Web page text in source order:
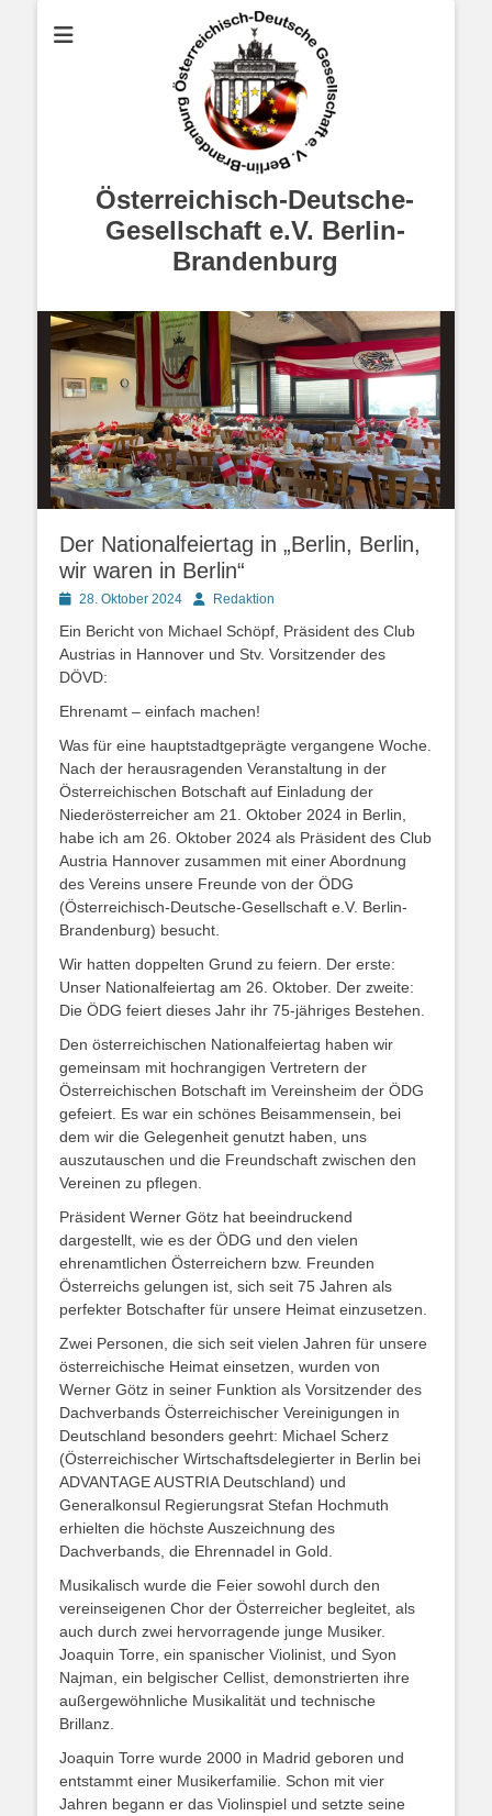
Österreichisch-Deutsche-
Gesellschaft e.V. Berlin-
Brandenburg
Der Nationalfeiertag in „Berlin, Berlin,
wir waren in Berlin“
Posted28. Oktober 2024 AutorRedaktion
Ein Bericht von Michael Schöpf, Präsident des Club
Austrias in Hannover und Stv. Vorsitzender des
DÖVD:
Ehrenamt – einfach machen!
Was für eine hauptstadtgeprägte vergangene Woche.
Nach der herausragenden Veranstaltung in der
Österreichischen Botschaft auf Einladung der
Niederösterreicher am 21. Oktober 2024 in Berlin,
habe ich am 26. Oktober 2024 als Präsident des Club
Austria Hannover zusammen mit einer Abordnung
des Vereins unsere Freunde von der ÖDG
(Österreichisch-Deutsche-Gesellschaft e.V. Berlin-
Brandenburg) besucht.
Wir hatten doppelten Grund zu feiern. Der erste:
Unser Nationalfeiertag am 26. Oktober. Der zweite:
Die ÖDG feiert dieses Jahr ihr 75-jähriges Bestehen.
Den österreichischen Nationalfeiertag haben wir
gemeinsam mit hochrangigen Vertretern der
Österreichischen Botschaft im Vereinsheim der ÖDG
gefeiert. Es war ein schönes Beisammensein, bei
dem wir die Gelegenheit genutzt haben, uns
auszutauschen und die Freundschaft zwischen den
Vereinen zu pflegen.
Präsident Werner Götz hat beeindruckend
dargestellt, wie es der ÖDG und den vielen
ehrenamtlichen Österreichern bzw. Freunden
Österreichs gelungen ist, sich seit 75 Jahren als
perfekter Botschafter für unsere Heimat einzusetzen.
Zwei Personen, die sich seit vielen Jahren für unsere
österreichische Heimat einsetzen, wurden von
Werner Götz in seiner Funktion als Vorsitzender des
Dachverbands Österreichischer Vereinigungen in
Deutschland besonders geehrt: Michael Scherz
(Österreichischer Wirtschaftsdelegierter in Berlin bei
ADVANTAGE AUSTRIA Deutschland) und
Generalkonsul Regierungsrat Stefan Hochmuth
erhielten die höchste Auszeichnung des
Dachverbands, die Ehrennadel in Gold.
Musikalisch wurde die Feier sowohl durch den
vereinseigenen Chor der Österreicher begleitet, als
auch durch zwei hervorragende junge Musiker.
Joaquin Torre, ein spanischer Violinist, und Syon
Najman, ein belgischer Cellist, demonstrierten ihre
außergewöhnliche Musikalität und technische
Brillanz.
Joaquin Torre wurde 2000 in Madrid geboren und
entstammt einer Musikerfamilie. Schon mit vier
Jahren begann er das Violinspiel und setzte seine